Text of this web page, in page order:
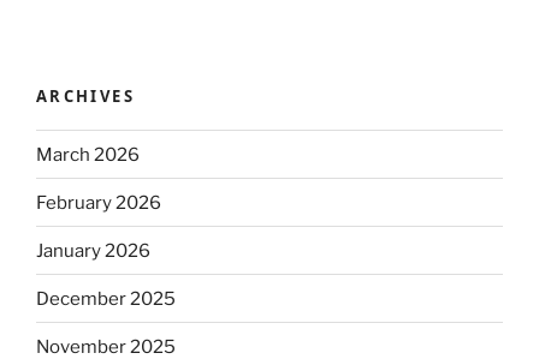
ARCHIVES
March 2026
February 2026
January 2026
December 2025
November 2025